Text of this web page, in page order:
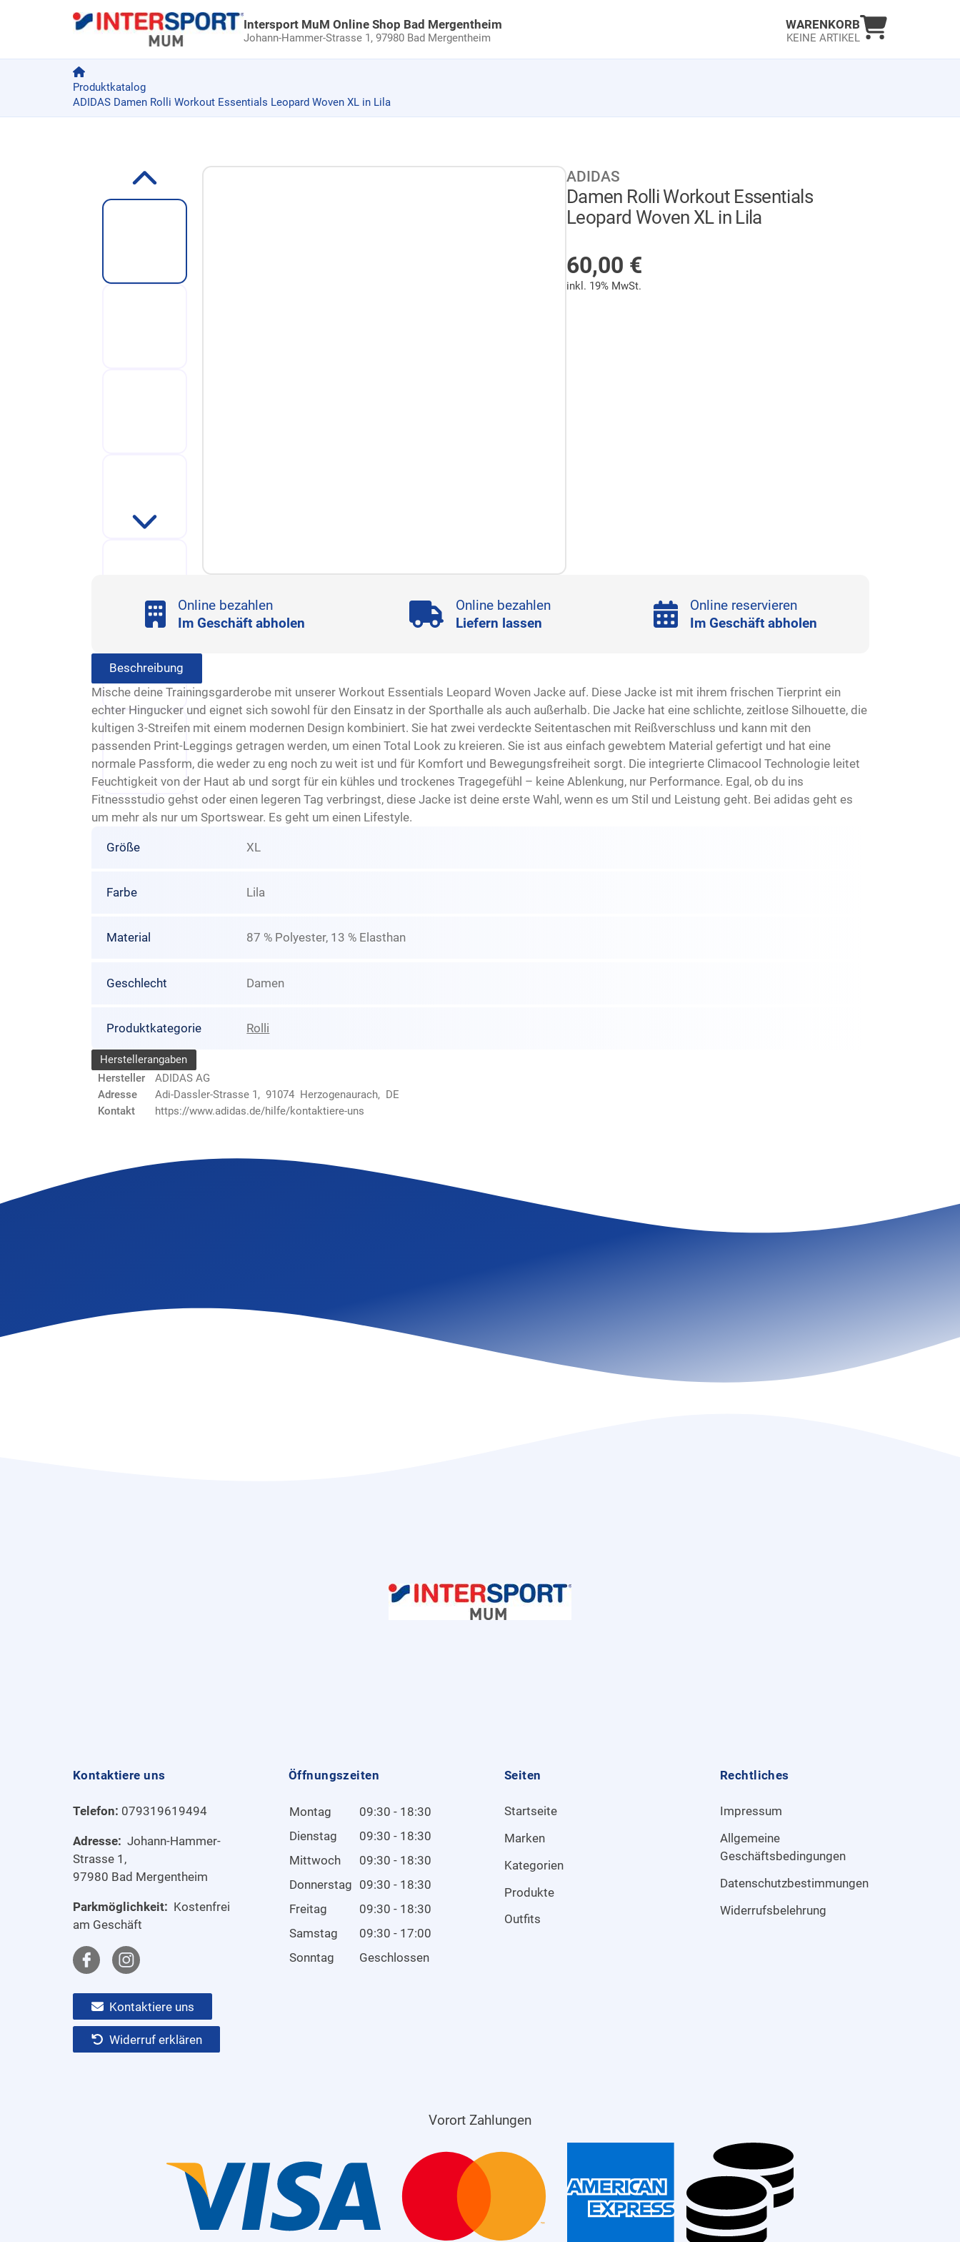
Intersport MuM Online Shop Bad Mergentheim
Johann-Hammer-Strasse 1,97980 Bad Mergentheim
WARENKORB
KEINE ARTIKEL
Warenkorb
Produktkatalog
ADIDAS Damen Rolli Workout Essentials Leopard Woven XL in Lila
Zur Produktbeschreibung springen ADIDAS
Damen Rolli Workout Essentials
Leopard Woven XL in Lila
60,00 €
inkl. 19% MwSt.
Online bezahlen
Im Geschäft abholen
Online bezahlen
Liefern lassen
Online reservieren
Im Geschäft abholen
Beschreibung
Mische deine Trainingsgarderobe mit unserer Workout Essentials Leopard Woven Jacke auf. Diese Jacke ist mit ihrem frischen Tierprint ein
echter Hingucker und eignet sich sowohl für den Einsatz in der Sporthalle als auch außerhalb. Die Jacke hat eine schlichte, zeitlose Silhouette, die
kultigen 3-Streifen mit einem modernen Design kombiniert. Sie hat zwei verdeckte Seitentaschen mit Reißverschluss und kann mit den
passenden Print-Leggings getragen werden, um einen Total Look zu kreieren. Sie ist aus einfach gewebtem Material gefertigt und hat eine
normale Passform, die weder zu eng noch zu weit ist und für Komfort und Bewegungsfreiheit sorgt. Die integrierte Climacool Technologie leitet
Feuchtigkeit von der Haut ab und sorgt für ein kühles und trockenes Tragegefühl – keine Ablenkung, nur Performance. Egal, ob du ins
Fitnessstudio gehst oder einen legeren Tag verbringst, diese Jacke ist deine erste Wahl, wenn es um Stil und Leistung geht. Bei adidas geht es
um mehr als nur um Sportswear. Es geht um einen Lifestyle.
Größe XL
Farbe Lila
Material 87 % Polyester, 13 % Elasthan
Geschlecht Damen
Produktkategorie Rolli
Herstellerangaben
Hersteller
ADIDAS AG
Adresse
Adi-Dassler-Strasse 1, 91074 Herzogenaurach, DE
Kontakt
https://www.adidas.de/hilfe/kontaktiere-uns
Kontaktiere uns
Telefon: 079319619494
Adresse: Johann-Hammer-
Strasse 1,
97980 Bad Mergentheim
Parkmöglichkeit: Kostenfrei
am Geschäft
Kontaktiere uns
Widerruf erklären
Öffnungszeiten
Montag
09:30 - 18:30
Dienstag
09:30 - 18:30
Mittwoch
09:30 - 18:30
Donnerstag 09:30 - 18:30
Freitag
09:30 - 18:30
Samstag
09:30 - 17:00
Sonntag
Geschlossen
Seiten
Startseite
Marken
Kategorien
Produkte
Outfits
Rechtliches
Impressum
Allgemeine
Geschäftsbedingungen
Datenschutzbestimmungen
Widerrufsbelehrung
Vorort Zahlungen